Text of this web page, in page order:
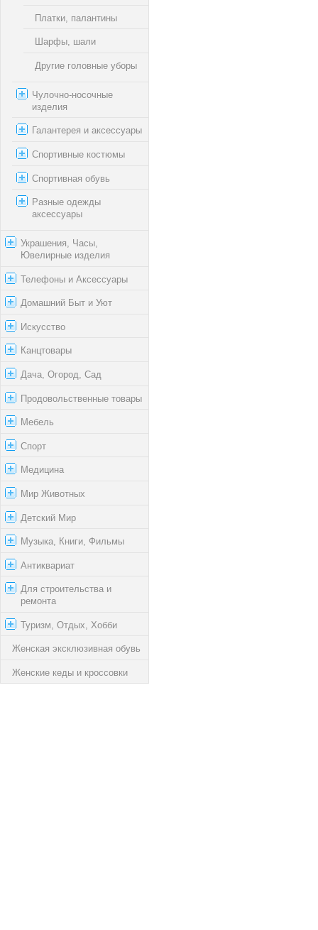
Платки, палантины
Шарфы, шали
Другие головные уборы
Чулочно-носочные
изделия
Галантерея и аксессуары
Спортивные костюмы
Спортивная обувь
Разные одежды
аксессуары
Украшения, Часы,
Ювелирные изделия
Телефоны и Аксессуары
Домашний Быт и Уют
Искусство
Канцтовары
Дача, Огород, Сад
Продовольственные товары
Мебель
Спорт
Медицина
Мир Животных
Детский Мир
Музыка, Книги, Фильмы
Антиквариат
Для строительства и
ремонта
Туризм, Отдых, Хобби
Женская эксклюзивная обувь
Женские кеды и кроссовки